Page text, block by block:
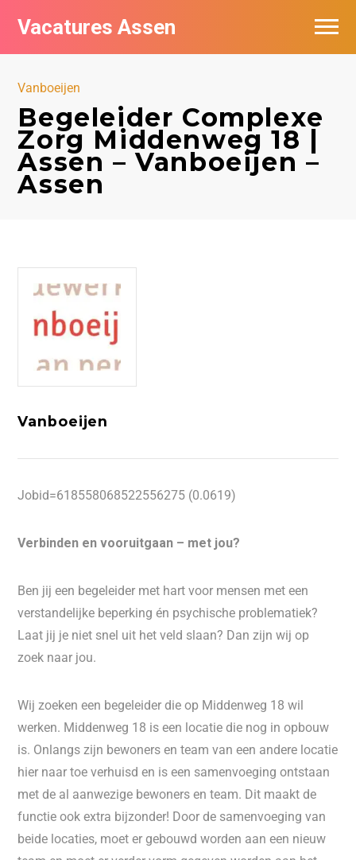
Vacatures Assen
Vanboeijen
Begeleider Complexe
Zorg Middenweg 18 |
Assen – Vanboeijen –
Assen
Vanboeijen
Jobid=618558068522556275 (0.0619)
Verbinden en vooruitgaan – met jou?
Ben jij een begeleider met hart voor mensen met een
verstandelijke beperking én psychische problematiek?
Laat jij je niet snel uit het veld slaan? Dan zijn wij op
zoek naar jou.
Wij zoeken een begeleider die op Middenweg 18 wil
werken. Middenweg 18 is een locatie die nog in opbouw
is. Onlangs zijn bewoners en team van een andere locatie
hier naar toe verhuisd en is een samenvoeging ontstaan
met de al aanwezige bewoners en team. Dit maakt de
functie ook extra bijzonder! Door de samenvoeging van
beide locaties, moet er gebouwd worden aan een nieuw
Vacatures per bedrijf
De populairste vacatures in Assen
Nieuwsbrief feed